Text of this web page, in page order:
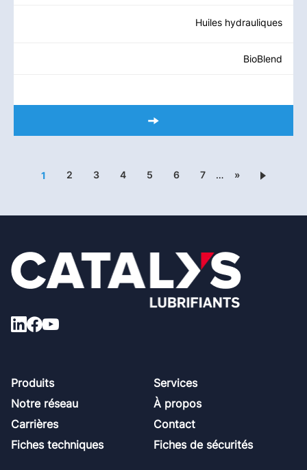
Huiles hydrauliques
BioBlend
1 2 3 4 5 6 7 … »
Footer
Produits
Services
Notre réseau
À propos
Carrières
Contact
Fiches techniques
Fiches de sécurités